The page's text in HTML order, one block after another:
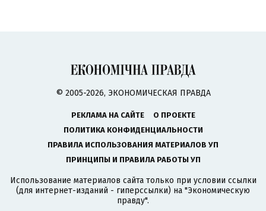
© 2005-2026, ЭКОНОМИЧЕСКАЯ ПРАВДА
РЕКЛАМА НА САЙТЕ
О ПРОЕКТЕ
ПОЛИТИКА КОНФИДЕНЦИАЛЬНОСТИ
ПРАВИЛА ИСПОЛЬЗОВАНИЯ МАТЕРИАЛОВ УП
ПРИНЦИПЫ И ПРАВИЛА РАБОТЫ УП
Использование материалов сайта только при условии ссылки
(для интернет-изданий - гиперссылки) на "Экономическую
правду".